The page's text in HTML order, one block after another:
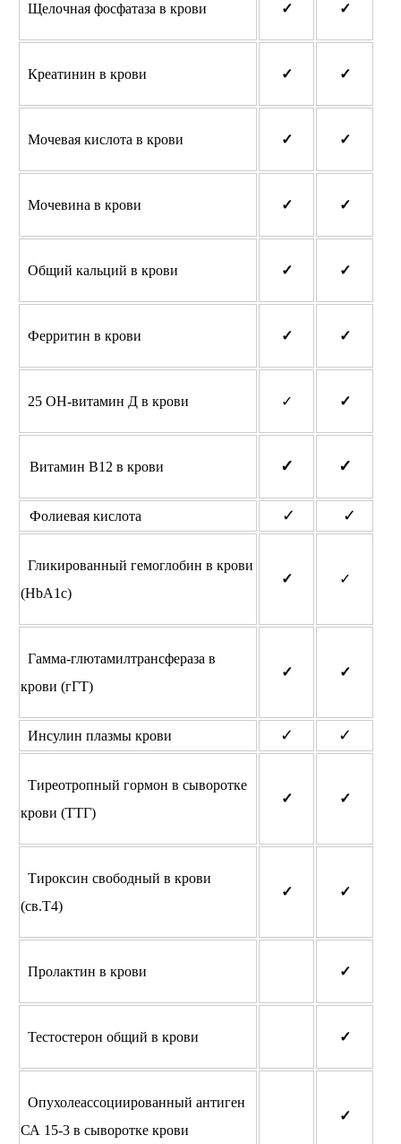
Щелочная фосфатаза в крови ✓ ✓
Креатинин в крови ✓ ✓
Мочевая кислота в крови ✓ ✓
Мочевина в крови ✓ ✓
Общий кальций в крови ✓ ✓
Ферритин в крови ✓ ✓
25 ОН-витамин Д в крови ✓ ✓
Витамин В12 в крови ✓ ✓
Фолиевая кислота ✓ ✓
Гликированный гемоглобин в крови
(HbA1c)
✓ ✓
Гамма-глютамилтрансфераза в
крови (гГТ)
✓ ✓
Инсулин плазмы крови ✓ ✓
Тиреотропный гормон в сыворотке
крови (ТТГ)
✓ ✓
Тироксин свободный в крови
(св.Т4)
✓ ✓
Пролактин в крови ✓
Тестостерон общий в крови ✓
Опухолеассоциированный антиген
СА 15-3 в сыворотке крови
✓